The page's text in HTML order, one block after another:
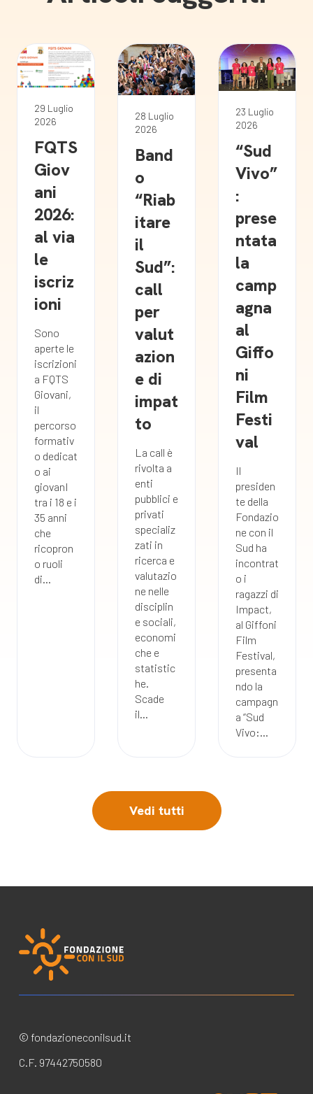
29 Luglio
2026
FQTS
Giov
ani
2026:
al via
le
iscriz
ioni
Sono
aperte le
iscrizioni
a FQTS
Giovani,
il
percorso
formativ
o dedicat
o ai
giovanI
tra i 18 e i
35 anni
che
ricopron
o ruoli
di...
28 Luglio
2026
Band
o
“Riab
itare
il
Sud”:
call
per
valut
azion
e di
impat
to
La call è
rivolta a
enti
pubblici e
privati
specializ
zati in
ricerca e
valutazio
ne nelle
disciplin
e sociali,
economi
che e
statistic
he.
Scade
il...
23 Luglio
2026
“Sud
Vivo”
:
prese
ntata
la
camp
agna
al
Giffo
ni
Film
Festi
val
Il
presiden
te della
Fondazio
ne con il
Sud ha
incontrat
o i
ragazzi di
Impact,
al Giffoni
Film
Festival,
presenta
ndo la
campagn
a “Sud
Vivo:...
Vedi tutti
© fondazioneconilsud.it
C.F. 97442750580